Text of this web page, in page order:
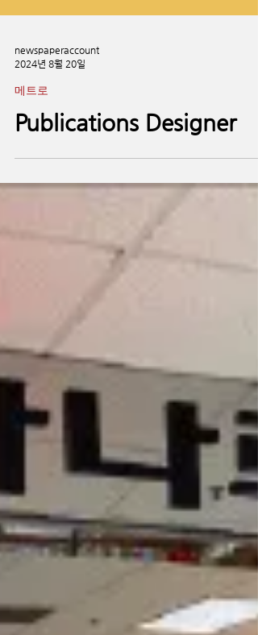
2024년 8월 20일
Publications Designer